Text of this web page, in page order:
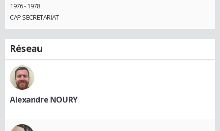
1976 - 1978
CAP SECRETARIAT
Réseau
Alexandre NOURY